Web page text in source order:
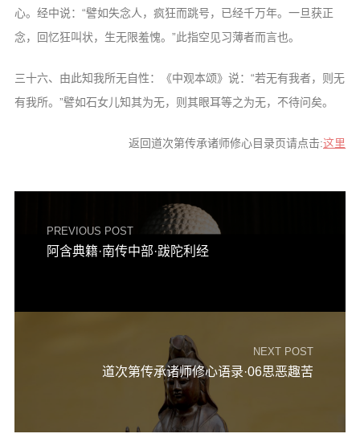
心。经中说：“譬如失念人，疯狂而跳号，已经千万年。一旦获正
念，回忆狂叫状，生无限羞愧。”此指空见习薄者而言也。
三十六、由此知我所无自性：《中观本颂》说：“若无有我者，则无
有我所。”譬如石女儿知其为无，则其眼耳等之为无，不待问矣。
返回道次第传承诸师修心目录页请点击:这里
PREVIOUS POST
阿含典籍·南传中部·跋陀利经
NEXT POST
道次第传承诸师修心语录·06思恶趣苦